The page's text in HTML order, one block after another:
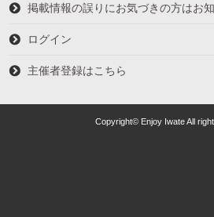
掲載情報の誤りにお気づきの方はお
ログイン
主催者登録はこちら
Copyright© Enjoy Iwate All